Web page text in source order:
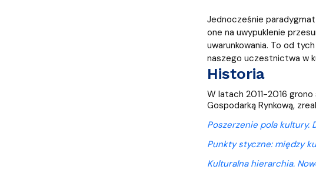
Jednocześnie
one na uwypuklenie
uwarunkowania. To od
naszego uczestnictwa w
Historia
W latach 2011-2016
Gospodarką Rynkową,
Poszerzenie pola kultury.
Punkty styczne: między
Kulturalna hierarchia.